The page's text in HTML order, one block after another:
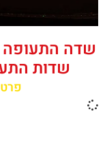
שדה התעופה
שדות